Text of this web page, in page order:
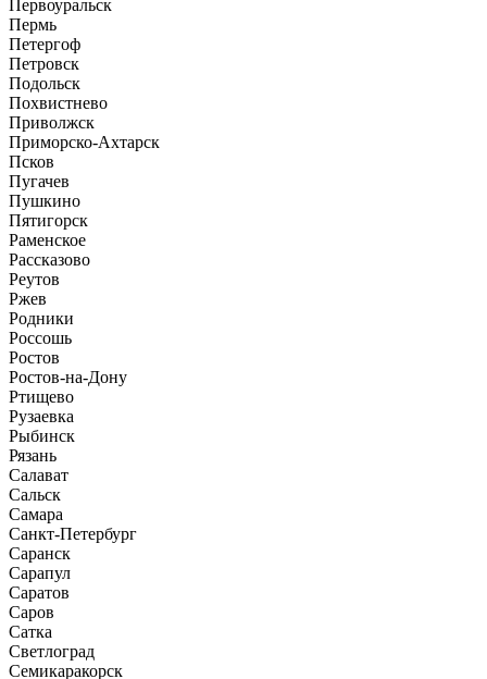
Первоуральск
Пермь
Петергоф
Петровск
Подольск
Похвистнево
Приволжск
Приморско-Ахтарск
Псков
Пугачев
Пушкино
Пятигорск
Раменское
Рассказово
Реутов
Ржев
Родники
Россошь
Ростов
Ростов-на-Дону
Ртищево
Рузаевка
Рыбинск
Рязань
Салават
Сальск
Самара
Санкт-Петербург
Саранск
Сарапул
Саратов
Саров
Сатка
Светлоград
Семикаракорск